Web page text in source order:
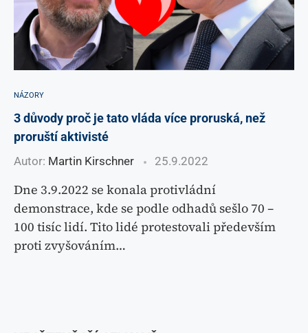
NÁZORY
3 důvody proč je tato vláda více proruská, než
proruští aktivisté
Autor: Martin Kirschner 25.9.2022
Dne 3.9.2022 se konala protivládní
demonstrace, kde se podle odhadů sešlo 70 –
100 tisíc lidí. Tito lidé protestovali především
proti zvyšováním…